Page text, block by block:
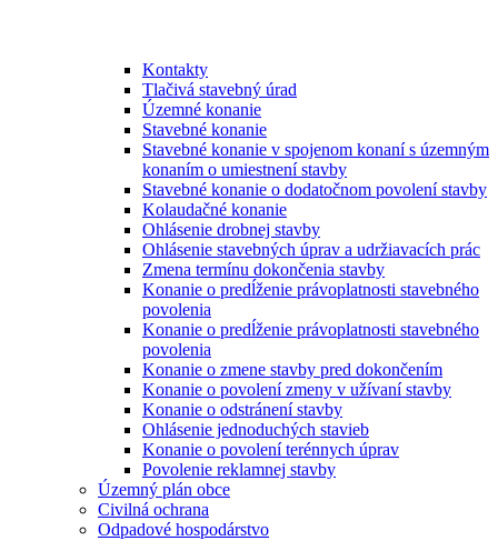
Kontakty
Tlačivá stavebný úrad
Územné konanie
Stavebné konanie
Stavebné konanie v spojenom konaní s územným
konaním o umiestnení stavby
Stavebné konanie o dodatočnom povolení stavby
Kolaudačné konanie
Ohlásenie drobnej stavby
Ohlásenie stavebných úprav a udržiavacích prác
Zmena termínu dokončenia stavby
Konanie o predĺženie právoplatnosti stavebného
povolenia
Konanie o predĺženie právoplatnosti stavebného
povolenia
Konanie o zmene stavby pred dokončením
Konanie o povolení zmeny v užívaní stavby
Konanie o odstránení stavby
Ohlásenie jednoduchých stavieb
Konanie o povolení terénnych úprav
Povolenie reklamnej stavby
Územný plán obce
Civilná ochrana
Odpadové hospodárstvo